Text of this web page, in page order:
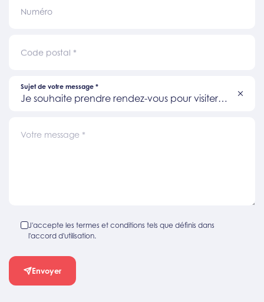
Numéro
Code postal *
Sujet de votre message *
Je souhaite prendre rendez-vous pour visiter
Votre message *
J'accepte les termes et conditions tels que définis dans
l'accord d'utilisation.
Envoyer